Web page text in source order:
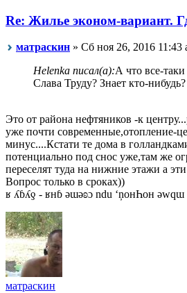
Re: Жилье эконом-вариант.
матраскин » Сб ноя 26, 2016 11:43
Helenka писал(а):А что все-таки
Слава Труду? Знает кто-нибудь?
Это от района нефтяников -к
уже почти современные,отопление-
минус....Кстати те дома в
потенциально под снос уже,там же
переселят туда на нижние этажи а
Вопрос только в сроках))
ʁ ʎɓʎƍ - ʁнɓ ǝɯǝʚɔ ndu ‘ņонҺон ǝwqɯ
матраскин